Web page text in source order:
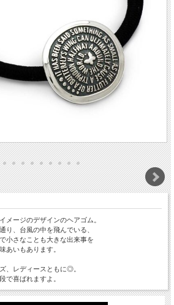
メージのデザインのヘアゴム。
り、台風の中を飛んでいる、
小さなことも大きな出来事を
あいもあります。
、レディースともに◎。
で喜ばれますよ。